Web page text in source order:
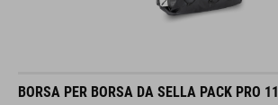
BORSA PER BORSA DA SELLA PACK PRO 11